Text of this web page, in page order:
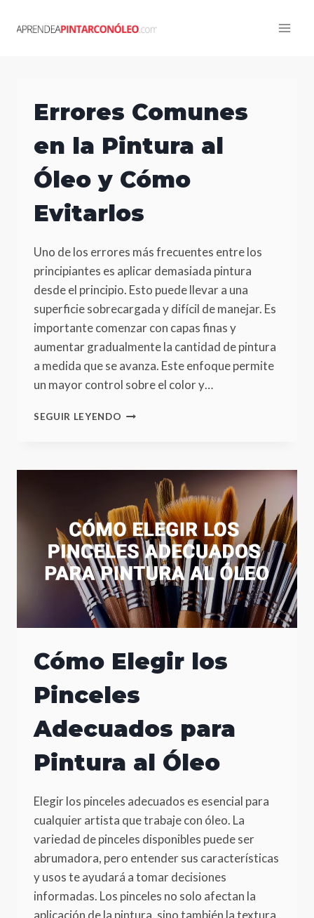
Errores Comunes
en la Pintura al
Óleo y Cómo
Evitarlos
Uno de los errores más frecuentes entre los
principiantes es aplicar demasiada pintura
desde el principio. Esto puede llevar a una
superficie sobrecargada y difícil de manejar. Es
importante comenzar con capas finas y
aumentar gradualmente la cantidad de pintura
a medida que se avanza. Este enfoque permite
un mayor control sobre el color y…
SEGUIR LEYENDO ERRORES
PINTURA
ÓLEO
Y
CÓMO
EVITARLOS
Cómo Elegir los
Pinceles
Adecuados para
Pintura al Óleo
Elegir los pinceles adecuados es esencial para
cualquier artista que trabaje con óleo. La
variedad de pinceles disponibles puede ser
abrumadora, pero entender sus características
y usos te ayudará a tomar decisiones
informadas. Los pinceles no solo afectan la
aplicación de la pintura, sino también la textura